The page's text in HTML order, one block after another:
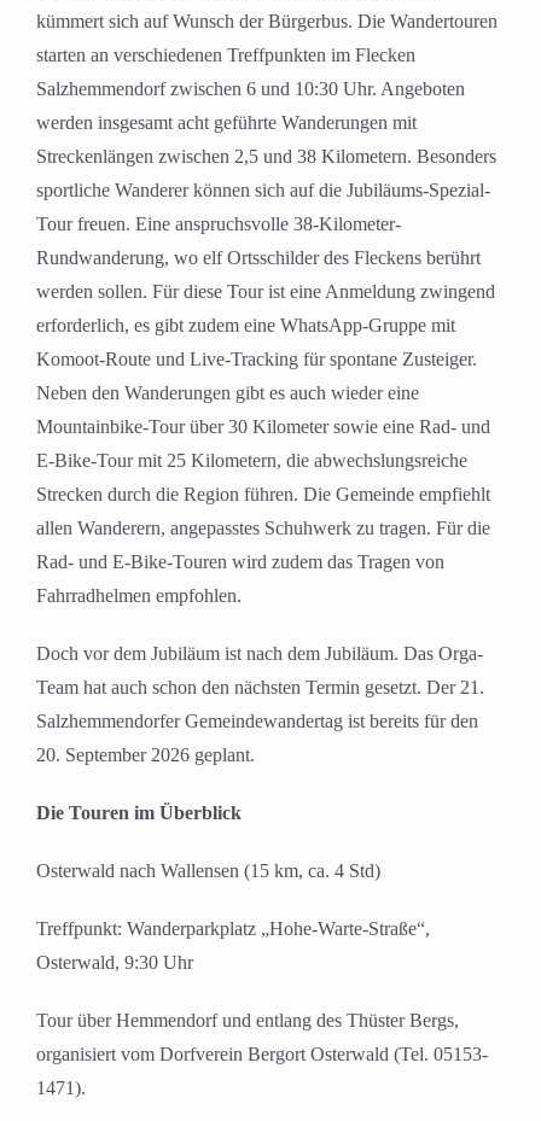
kümmert sich auf Wunsch der Bürgerbus. Die Wandertouren
starten an verschiedenen Treffpunkten im Flecken
Salzhemmendorf zwischen 6 und 10:30 Uhr. Angeboten
werden insgesamt acht geführte Wanderungen mit
Streckenlängen zwischen 2,5 und 38 Kilometern. Besonders
sportliche Wanderer können sich auf die Jubiläums-Spezial-
Tour freuen. Eine anspruchsvolle 38-Kilometer-
Rundwanderung, wo elf Ortsschilder des Fleckens berührt
werden sollen. Für diese Tour ist eine Anmeldung zwingend
erforderlich, es gibt zudem eine WhatsApp-Gruppe mit
Komoot-Route und Live-Tracking für spontane Zusteiger.
Neben den Wanderungen gibt es auch wieder eine
Mountainbike-Tour über 30 Kilometer sowie eine Rad- und
E-Bike-Tour mit 25 Kilometern, die abwechslungsreiche
Strecken durch die Region führen. Die Gemeinde empfiehlt
allen Wanderern, angepasstes Schuhwerk zu tragen. Für die
Rad- und E-Bike-Touren wird zudem das Tragen von
Fahrradhelmen empfohlen.
Doch vor dem Jubiläum ist nach dem Jubiläum. Das Orga-
Team hat auch schon den nächsten Termin gesetzt. Der 21.
Salzhemmendorfer Gemeindewandertag ist bereits für den
20. September 2026 geplant.
Die Touren im Überblick
Osterwald nach Wallensen (15 km, ca. 4 Std)
Treffpunkt: Wanderparkplatz „Hohe-Warte-Straße“,
Osterwald, 9:30 Uhr
Tour über Hemmendorf und entlang des Thüster Bergs,
organisiert vom Dorfverein Bergort Osterwald (Tel. 05153-
1471).